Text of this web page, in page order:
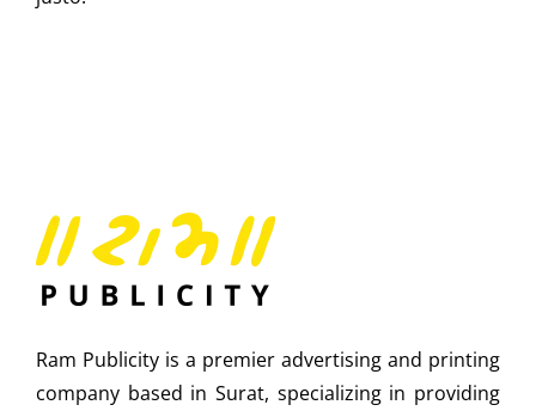
Ram Publicity is a premier advertising and printing
company based in Surat, specializing in providing